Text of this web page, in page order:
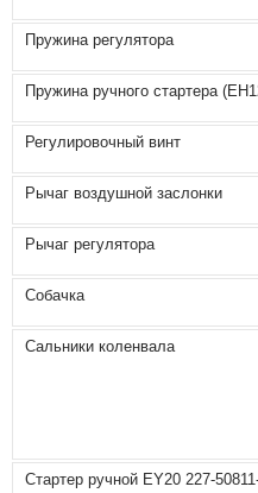
Пружина регулятора
Пружина ручного стартера
Регулировочный винт
Рычаг воздушной заслонки
Рычаг регулятора
Собачка
Сальники коленвала
Стартер ручной ЕY20 227-